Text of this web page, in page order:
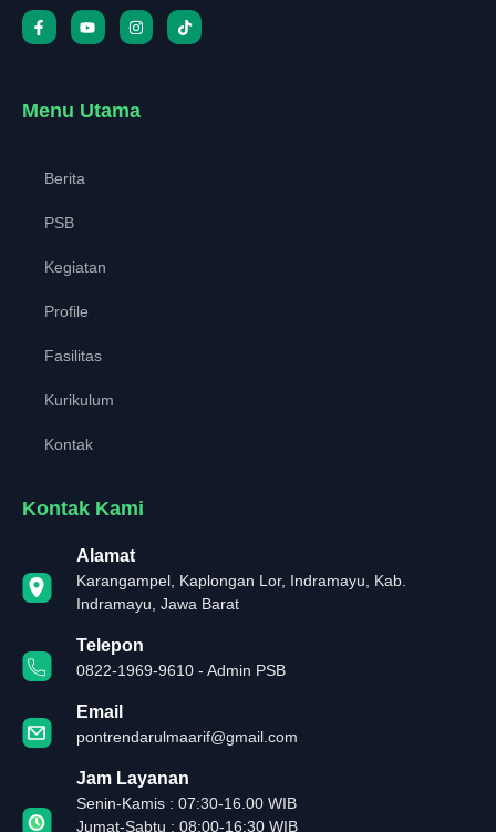
Menu Utama
Berita
PSB
Kegiatan
Profile
Fasilitas
Kurikulum
Kontak
Kontak Kami
Alamat
Karangampel, Kaplongan Lor, Indramayu, Kab.
Indramayu, Jawa Barat
Telepon
0822-1969-9610 - Admin PSB
Email
pontrendarulmaarif@gmail.com
Jam Layanan
Senin-Kamis : 07:30-16.00 WIB
Jumat-Sabtu : 08:00-16:30 WIB